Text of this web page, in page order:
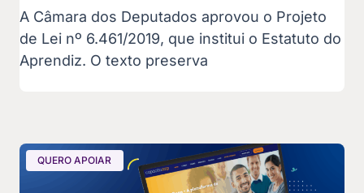
A Câmara dos Deputados aprovou o Projeto
de Lei nº 6.461/2019, que institui o Estatuto do
Aprendiz. O texto preserva
QUERO APOIAR